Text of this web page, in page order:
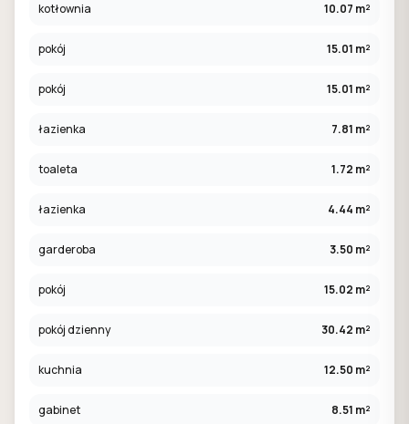
kotłownia 10.07 m²
pokój 15.01 m²
pokój 15.01 m²
łazienka 7.81 m²
toaleta 1.72 m²
łazienka 4.44 m²
garderoba 3.50 m²
pokój 15.02 m²
pokój dzienny 30.42 m²
kuchnia 12.50 m²
gabinet 8.51 m²